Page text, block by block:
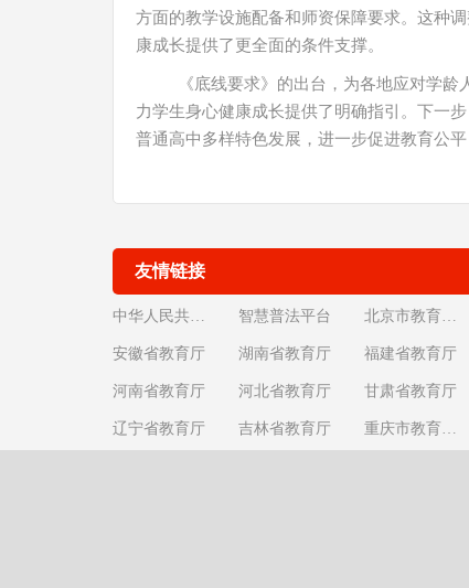
方面的教学设施配备和师资保障要求。这种
康成长提供了更全面的条件支撑。
《底线要求》的出台，为各地应对学
力学生身心健康成长提供了明确指引。下一
普通高中多样特色发展，进一步促进教育公
友情链接
中华人民共和国教育部 智慧普法平台 北京市教育委员会
安徽省教育厅 湖南省教育厅 福建省教育厅
河南省教育厅 河北省教育厅 甘肃省教育厅
辽宁省教育厅 吉林省教育厅 重庆市教育委员会